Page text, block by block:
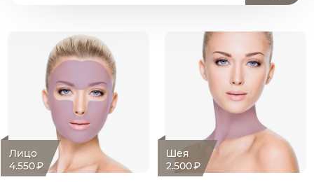
Лицо
4.550₽
Шея
2.500₽